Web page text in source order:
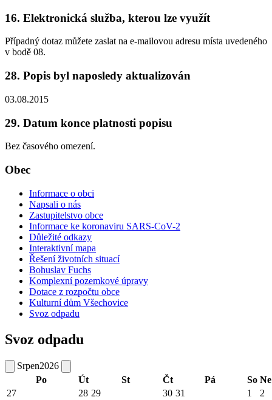
16. Elektronická služba, kterou lze využít
Případný dotaz můžete zaslat na e-mailovou adresu místa uvedeného
v bodě 08.
28. Popis byl naposledy aktualizován
03.08.2015
29. Datum konce platnosti popisu
Bez časového omezení.
Obec
Informace o obci
Napsali o nás
Zastupitelstvo obce
Informace ke koronaviru SARS-CoV-2
Důležité odkazy
Interaktivní mapa
Řešení životních situací
Bohuslav Fuchs
Komplexní pozemkové úpravy
Dotace z rozpočtu obce
Kulturní dům Všechovice
Svoz odpadu
Svoz odpadu
Srpen2026
Po
Út St Čt Pá So Ne
27
28 29 30 31 1
2